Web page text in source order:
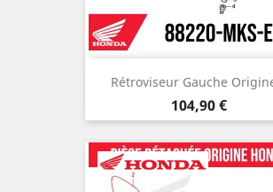
Rétroviseur Gauche
Prix
104,90 €